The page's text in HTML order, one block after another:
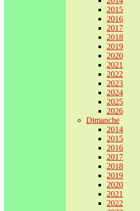
2015
2016
2017
2018
2019
2020
2021
2022
2023
2024
2025
2026
Dimanche
2014
2015
2016
2017
2018
2019
2020
2021
2022